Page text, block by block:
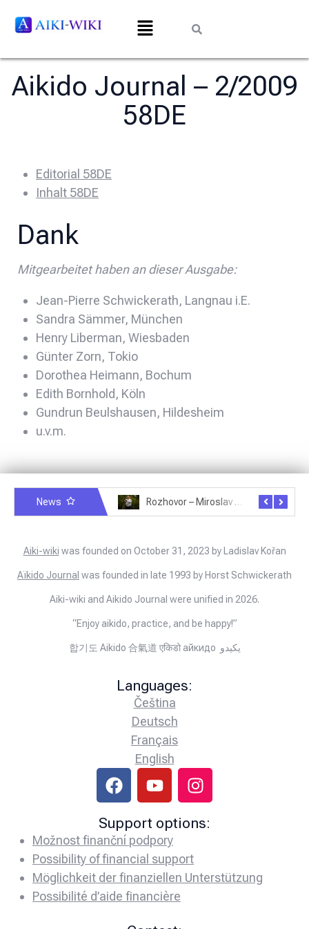
Aikido Journal – 2/2009
58DE
Editorial 58DE
Inhalt 58DE
Dank
Mitgearbeitet haben an dieser Ausgabe:
Jean-Pierre Schwickerath, Langnau i.E.
Sandra Sämmer, München
Henry Liberman, Wiesbaden
Günter Zorn, Tokio
Dorothea Heimann, Bochum
Edith Bornhold, Köln
Gundrun Beulshausen, Hildesheim
u.v.m.
News Rozhovor – Miroslav Šmíd – 22.3.2025
Aiki-wiki was founded on October 31, 2023 by Ladislav Kořan
Aïkido Journal was founded in late 1993 by Horst Schwickerath
Aiki-wiki and Aikido Journal were unified in 2026.
“Enjoy aikido, practice, and be happy!”
합기도 Aikido 合氣道 एकिडो айкидо يكيدو
Languages:
Čeština
Deutsch
Français
English
Support options:
Možnost finanční podpory
Possibility of financial support
Möglichkeit der finanziellen Unterstützung
Possibilité d’aide financière